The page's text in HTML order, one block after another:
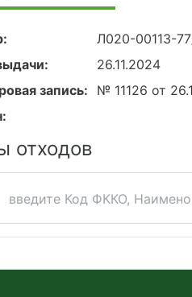
Л020-00113-
26.11.2024
запись:
№ 11126 от
отходов
введите Код ФККО,